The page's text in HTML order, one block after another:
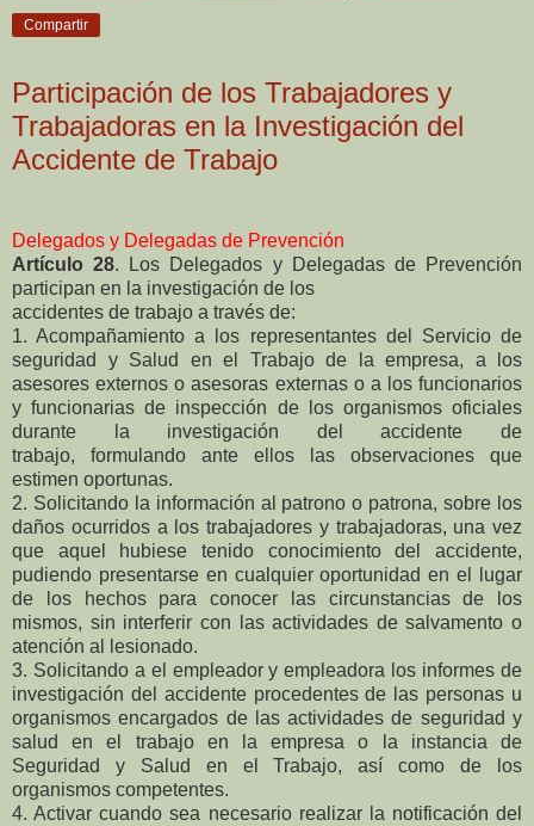
Compartir
Participación de los Trabajadores y
Trabajadoras en la Investigación del
Accidente de Trabajo
Delegados y Delegadas de Prevención
Artículo 28. Los Delegados y Delegadas de Prevención
participan en la investigación de los
accidentes de trabajo a través de:
1. Acompañamiento a los representantes del Servicio de
seguridad y Salud en el Trabajo de la empresa, a los
asesores externos o asesoras externas o a los funcionarios
y funcionarias de inspección de los organismos oficiales
durante la investigación del accidente de
trabajo, formulando ante ellos las observaciones que
estimen oportunas.
2. Solicitando la información al patrono o patrona, sobre los
daños ocurridos a los trabajadores y trabajadoras, una vez
que aquel hubiese tenido conocimiento del accidente,
pudiendo presentarse en cualquier oportunidad en el lugar
de los hechos para conocer las circunstancias de los
mismos, sin interferir con las actividades de salvamento o
atención al lesionado.
3. Solicitando a el empleador y empleadora los informes de
investigación del accidente procedentes de las personas u
organismos encargados de las actividades de seguridad y
salud en el trabajo en la empresa o la instancia de
Seguridad y Salud en el Trabajo, así como de los
organismos competentes.
4. Activar cuando sea necesario realizar la notificación del